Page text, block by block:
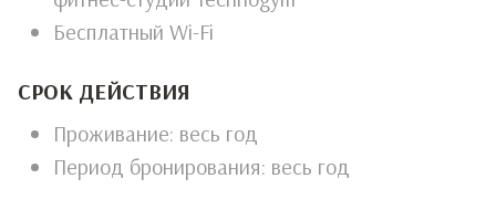
Бесплатный Wi-Fi
СРОК ДЕЙСТВИЯ
Проживание: весь год
Период бронирования: весь год